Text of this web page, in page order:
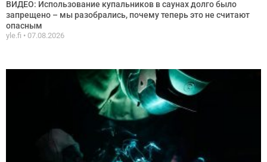
ВИДЕО: Использование купальников в саунах долго было
запрещено – мы разобрались, почему теперь это не считают
опасным
yle.fi 07.08.2026